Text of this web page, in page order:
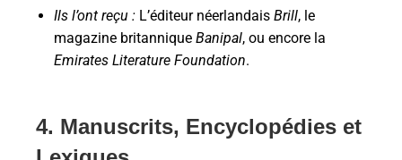
Ils l’ont reçu : L’éditeur néerlandais Brill, le
magazine britannique Banipal, ou encore la
Emirates Literature Foundation.
4. Manuscrits, Encyclopédies et